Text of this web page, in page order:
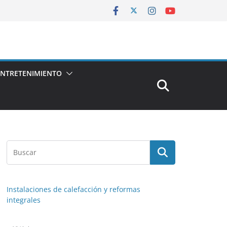
Instalaciones de calefacción y reformas
integrales